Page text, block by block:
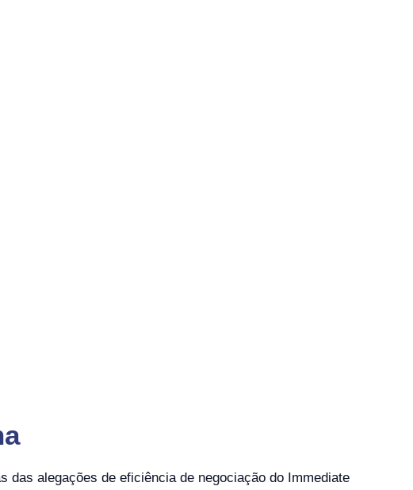
das alegações de eficiência de negociação do Immediate